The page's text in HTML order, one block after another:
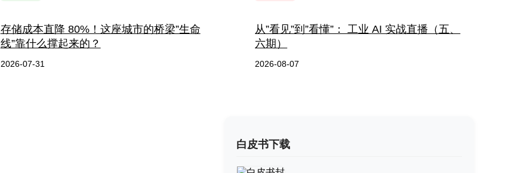
存储成本直降 80%！这座城市的桥梁”生命
线”靠什么撑起来的？
2026-07-31
从”看见”到”看懂”： 工业 AI 实战直播（五、
六期）
2026-08-07
白皮书下载